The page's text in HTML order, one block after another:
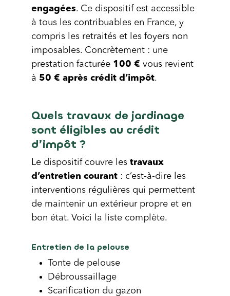
engagées. Ce dispositif est accessible
à tous les contribuables en France, y
compris les retraités et les foyers non
imposables. Concrètement : une
prestation facturée 100 € vous revient
à 50 € après crédit d’impôt.
Quels travaux de jardinage
sont éligibles au crédit
d’impôt ?
Le dispositif couvre les travaux
d’entretien courant : c’est-à-dire les
interventions régulières qui permettent
de maintenir un extérieur propre et en
bon état. Voici la liste complète.
Entretien de la pelouse
Tonte de pelouse
Débroussaillage
Scarification du gazon